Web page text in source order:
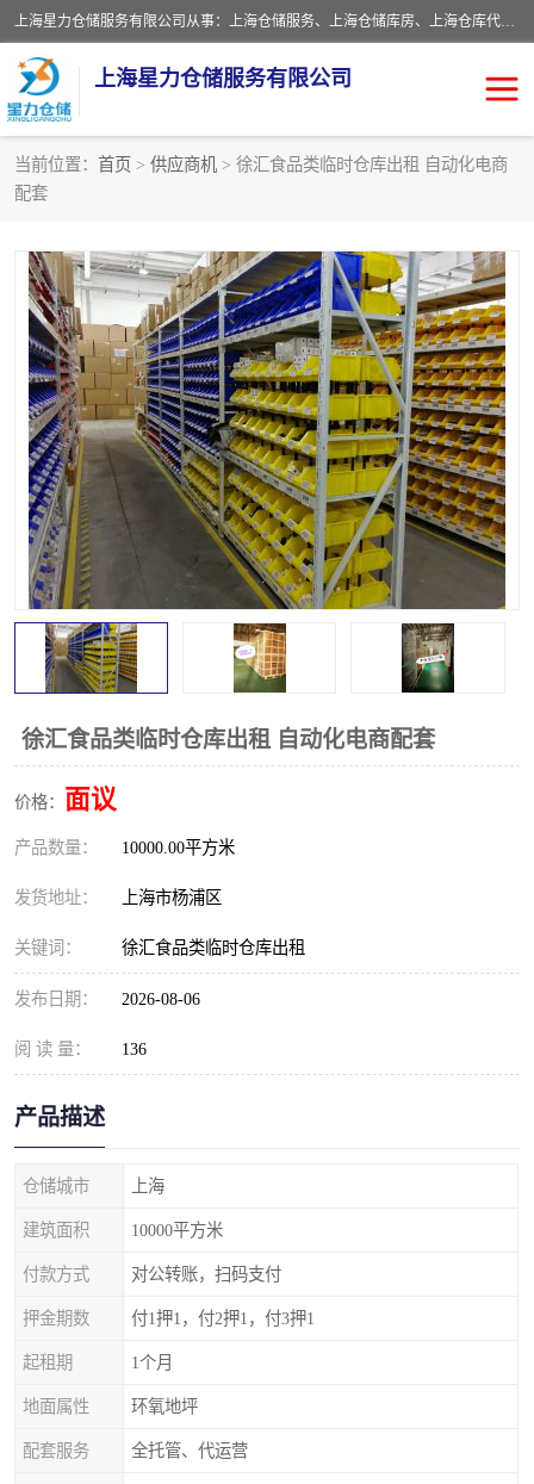
上海星力仓储服务有限公司从事：上海仓储服务、上海仓储库房、上海仓库代运营、上海仓库对外出租、上海仓库外包、上海三方仓储、上海电商仓储代发、上海电商代发货仓库、上海托管仓库、上海仓储配送。上海星力仓储服务有限公司现在拥有100个分仓、10万余平方的标准库房，精炼员工几百名，与几千家客户合作，公司已跻身上海仓储行业前列。欢迎来电咨询！
上海星力仓储服务有限公司
当前位置： 首页 > 供应商机 > 徐汇食品类临时仓库出租 自动化电商
配套
徐汇食品类临时仓库出租 自动化电商配套
价格： 面议
产品数量： 10000.00平方米
发货地址： 上海市杨浦区
关键词： 徐汇食品类临时仓库出租
发布日期： 2026-08-06
阅 读 量： 136
产品描述
仓储城市 上海
建筑面积 10000平方米
付款方式 对公转账，扫码支付
押金期数 付1押1，付2押1，付3押1
起租期 1个月
地面属性 环氧地坪
配套服务 全托管、代运营
上海仓库对外出租
上海仓储配送 上海仓库外包
上海仓库代运营 上海托管仓库
上海第三方仓储 上海仓储服务
仓储 上海电商代发货仓库
上海托管仓库